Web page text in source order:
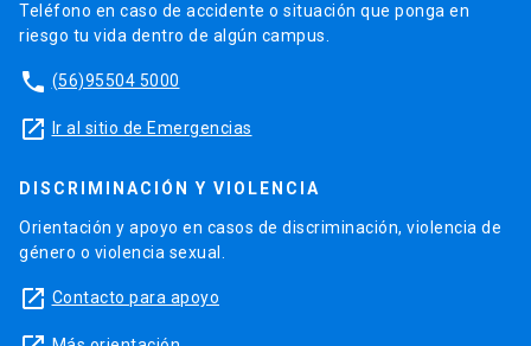
Teléfono en caso de accidente o situación que ponga en
riesgo tu vida dentro de algún campus.
phone (56)95504 5000
launch Ir al sitio de Emergencias
DISCRIMINACIÓN Y VIOLENCIA
Orientación y apoyo en casos de discriminación, violencia de
género o violencia sexual.
launch Contacto para apoyo